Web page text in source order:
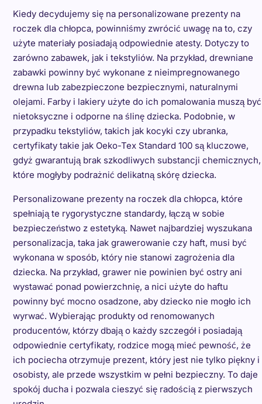
Kiedy decydujemy się na personalizowane prezenty na
roczek dla chłopca, powinniśmy zwrócić uwagę na to, czy
użyte materiały posiadają odpowiednie atesty. Dotyczy to
zarówno zabawek, jak i tekstyliów. Na przykład, drewniane
zabawki powinny być wykonane z nieimpregnowanego
drewna lub zabezpieczone bezpiecznymi, naturalnymi
olejami. Farby i lakiery użyte do ich pomalowania muszą być
nietoksyczne i odporne na ślinę dziecka. Podobnie, w
przypadku tekstyliów, takich jak kocyki czy ubranka,
certyfikaty takie jak Oeko-Tex Standard 100 są kluczowe,
gdyż gwarantują brak szkodliwych substancji chemicznych,
które mogłyby podrażnić delikatną skórę dziecka.
Personalizowane prezenty na roczek dla chłopca, które
spełniają te rygorystyczne standardy, łączą w sobie
bezpieczeństwo z estetyką. Nawet najbardziej wyszukana
personalizacja, taka jak grawerowanie czy haft, musi być
wykonana w sposób, który nie stanowi zagrożenia dla
dziecka. Na przykład, grawer nie powinien być ostry ani
wystawać ponad powierzchnię, a nici użyte do haftu
powinny być mocno osadzone, aby dziecko nie mogło ich
wyrwać. Wybierając produkty od renomowanych
producentów, którzy dbają o każdy szczegół i posiadają
odpowiednie certyfikaty, rodzice mogą mieć pewność, że
ich pociecha otrzymuje prezent, który jest nie tylko piękny i
osobisty, ale przede wszystkim w pełni bezpieczny. To daje
spokój ducha i pozwala cieszyć się radością z pierwszych